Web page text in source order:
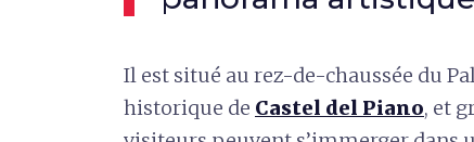
Il est situé au rez-de-chaussée du
historique de Castel del Piano, et